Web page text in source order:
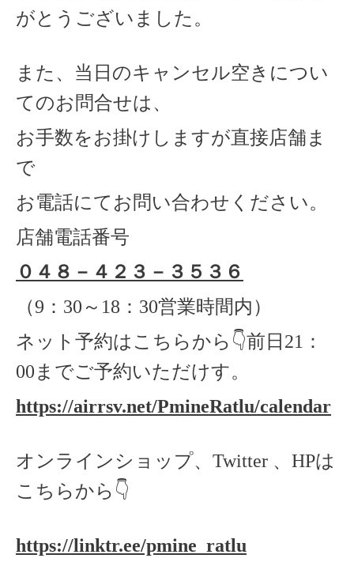
がとうございました。
また、当日のキャンセル空きについ
てのお問合せは、
お手数をお掛けしますが直接店舗ま
で
お電話にてお問い合わせください。
店舗電話番号
０４８－４２３－３５３６
（9 ： 30 ～ 18 ： 30営業時間内）
ネット予約はこちらから 👇前日 21 ：
00までご予約いただけす。
https://airrsv.net/PmineRatlu/calendar
オンラインショップ、Twitter 、HPは
こちらから👇
https://linktr.ee/pmine_ratlu